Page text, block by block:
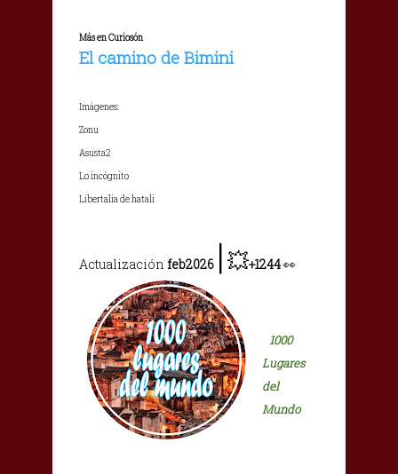
Más en Curiosón
El camino de Bimini
Imágenes:
Zonu
Asusta2
Lo incógnito
Libertalia de hatali
Actualización feb2026 |💥+1244👀
1000
Lugares
del
Mundo